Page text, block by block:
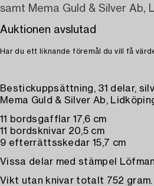
samt Mema Guld & Silver Ab,
Auktionen avslutad
Har du ett liknande föremål du vill få
Bestickuppsättning, 31 delar,
Mema Guld & Silver Ab,
11 bordsgafflar 17,6 cm
11 bordsknivar 20,5 cm
9 efterrättsskedar 15,7 cm
Vissa delar med stämpel
Vikt utan knivar totalt 752 gram.